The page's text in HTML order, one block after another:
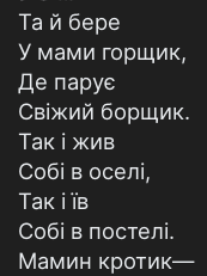
Та й бере
У мами горщик,
Де парує
Свіжий борщик.
Так і жив
Собі в оселі,
Так і їв
Собі в постелі.
Мамин кротик—